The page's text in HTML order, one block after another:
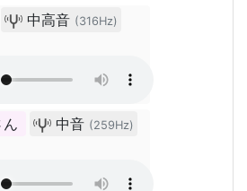
中高音 (316Hz)
ん 中音 (259Hz)